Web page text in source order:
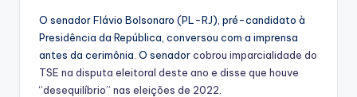
O senador Flávio Bolsonaro (PL-RJ), pré-candidato à
Presidência da República, conversou com a imprensa
antes da cerimônia. O senadorcobrou imparcialidade do
TSE na disputa eleitoral deste ano e disse que houve
“desequilíbrio” nas eleições de 2022